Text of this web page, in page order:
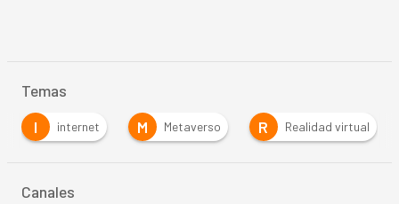
Temas
internet M Metaverso R
Realidad virtual
Canales